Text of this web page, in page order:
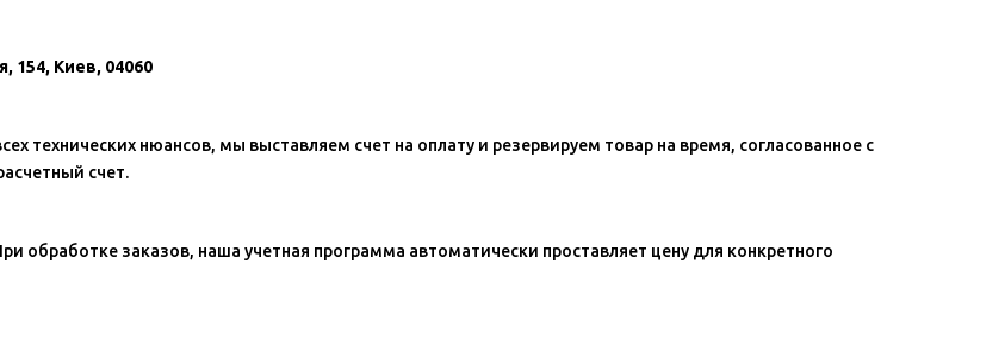
154, Киев, 04060
технических нюансов, мы выставляем счет на оплату и резервируем товар на время, согласованное с
счет.
обработке заказов, наша учетная программа автоматически проставляет цену для конкретного